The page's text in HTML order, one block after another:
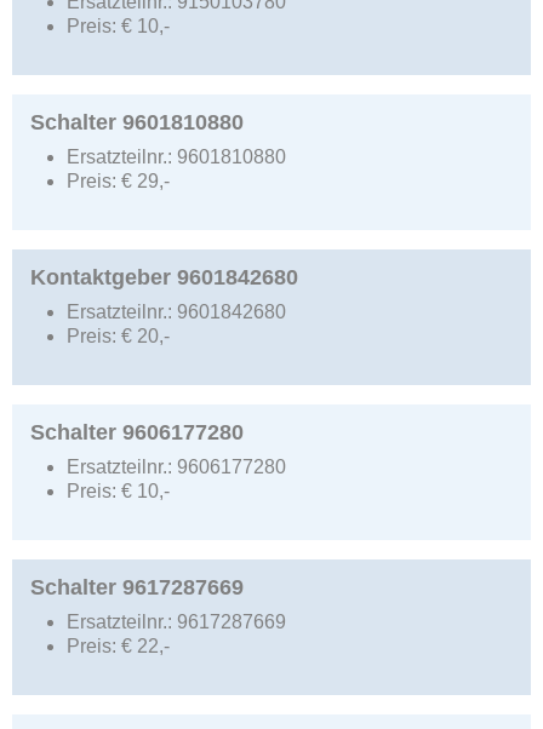
Preis: € 10,-
Schalter 9601810880
Ersatzteilnr.: 9601810880
Preis: € 29,-
Kontaktgeber 9601842680
Ersatzteilnr.: 9601842680
Preis: € 20,-
Schalter 9606177280
Ersatzteilnr.: 9606177280
Preis: € 10,-
Schalter 9617287669
Ersatzteilnr.: 9617287669
Preis: € 22,-